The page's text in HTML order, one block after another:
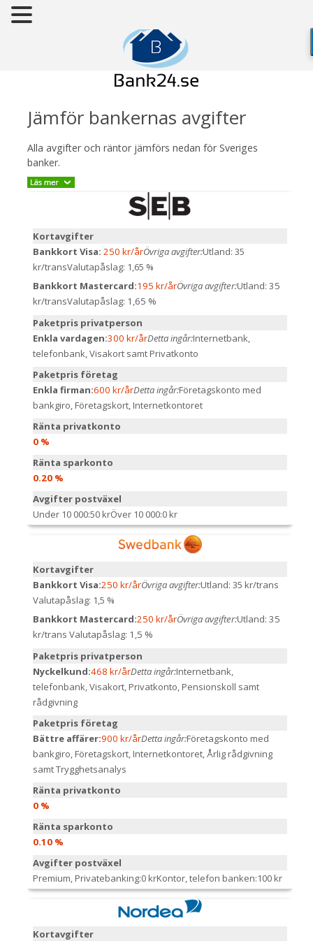
Jämför bankernas avgifter
Alla avgifter och räntor jämförs nedan för Sveriges
banker.
Kortavgifter
Bankkort Visa: 250 kr/årÖvriga avgifter:Utland: 35
kr/transValutapåslag: 1,65 %
Bankkort Mastercard:195 kr/årÖvriga avgifter:Utland: 35
kr/transValutapåslag: 1,65 %
Paketpris privatperson
Enkla vardagen:300 kr/årDetta ingår:Internetbank,
telefonbank, Visakort samt Privatkonto
Paketpris företag
Enkla firman:600 kr/årDetta ingår:Företagskonto med
bankgiro, Företagskort, Internetkontoret
Ränta privatkonto
0 %
Ränta sparkonto
0.20 %
Avgifter postväxel
Under 10 000:50 krÖver 10 000:0 kr
Kortavgifter
Bankkort Visa:250 kr/årÖvriga avgifter:Utland: 35 kr/trans
Valutapåslag: 1,5 %
Bankkort Mastercard:250 kr/årÖvriga avgifter:Utland: 35
kr/trans Valutapåslag: 1,5 %
Paketpris privatperson
Nyckelkund:468 kr/årDetta ingår:Internetbank,
telefonbank, Visakort, Privatkonto, Pensionskoll samt
rådgivning
Paketpris företag
Bättre affärer:900 kr/årDetta ingår:Företagskonto med
bankgiro, Företagskort, Internetkontoret, Årlig rådgivning
samt Trygghetsanalys
Ränta privatkonto
0 %
Ränta sparkonto
0.10 %
Avgifter postväxel
Premium, Privatebanking:0 krKontor, telefon banken:100 kr
Kortavgifter